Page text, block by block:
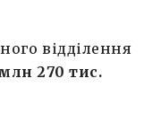
відділення
270 тис.